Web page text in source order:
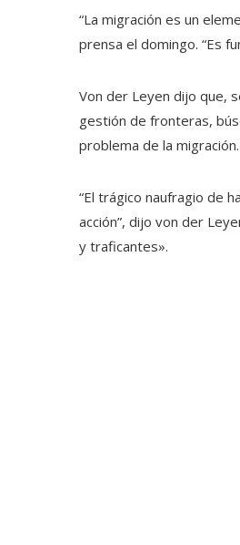
“La migración es un
prensa el domingo. “Es
Von der Leyen dijo que,
gestión de fronteras,
problema de la migración.
“El trágico naufragio de
acción”, dijo von der
y traficantes».